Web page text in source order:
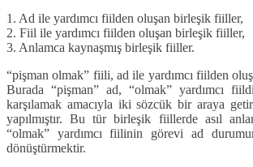
1. Ad ile yardımcı fiilden oluşan birleşik fiiller,
2. Fiil ile yardımcı fiilden oluşan birleşik fiiller,
3. Anlamca kaynaşmış birleşik fiiller.
“pişman olmak” fiili, ad ile yardımcı fiilden
Burada “pişman” ad, “olmak” yardımcı
karşılamak amacıyla iki sözcük bir araya
yapılmıştır. Bu tür birleşik fiillerde asıl
“olmak” yardımcı fiilinin görevi ad
dönüştürmektir.